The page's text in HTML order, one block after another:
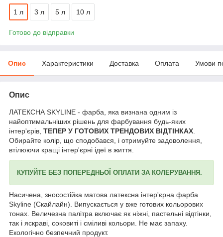
1 л 3 л 5 л 10 л
Готово до відправки
Опис Характеристики Доставка Оплата Умови
Опис
ЛАТЕКСНА SKYLINE - фарба, яка визнана одним із
найоптимальніших рішень для фарбування будь-яких
інтер'єрів, ТЕПЕР У ГОТОВИХ ТРЕНДОВИХ ВІДТІНКАХ
Обирайте колір, що сподобався, і отримуйте задоволення,
втілюючи кращі інтер'єрні ідеї в життя.
КУПУЙТЕ БЕЗ ПОПЕРЕДНЬОЇ ОПЛАТИ ЗА КОЛЕРУВАННЯ.
Насичена, зносостійка матова латексна інтер'єрна фарба
Skyline (Скайлайн). Випускається у вже готових кольорових
тонах. Величезна палітра включає як ніжні, пастельні відтінки,
так і яскраві, соковиті і сміливі кольори. Не має запаху.
Екологічно безпечний продукт.